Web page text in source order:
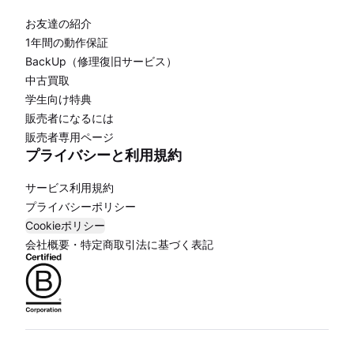
お友達の紹介
1年間の動作保証
BackUp（修理復旧サービス）
中古買取
学生向け特典
販売者になるには
販売者専用ページ
プライバシーと利用規約
サービス利用規約
プライバシーポリシー
Cookieポリシー
会社概要・特定商取引法に基づく表記